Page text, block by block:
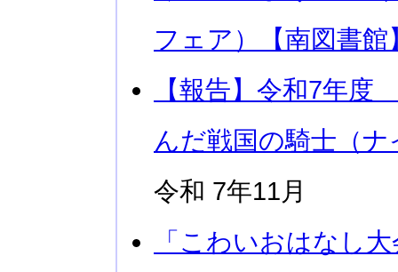
フェア）【南図書館
【報告】令和7年
んだ戦国の騎士（
令和 7年11月
「こわいおはなし